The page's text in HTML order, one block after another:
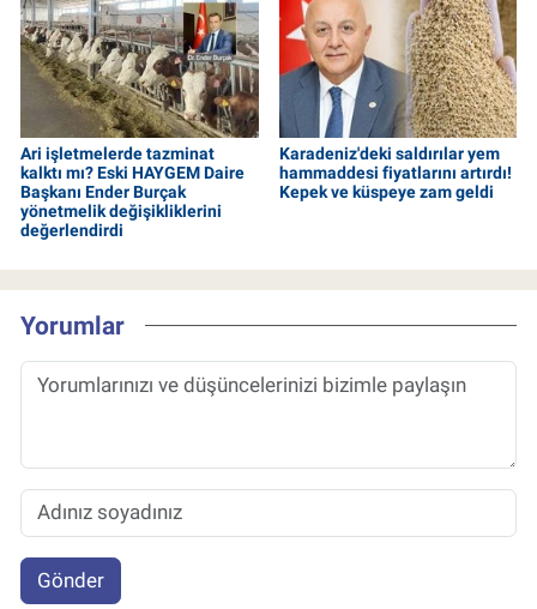
Ari işletmelerde tazminat
kalktı mı? Eski HAYGEM Daire
Başkanı Ender Burçak
yönetmelik değişikliklerini
değerlendirdi
Karadeniz'deki saldırılar yem
hammaddesi fiyatlarını artırdı!
Kepek ve küspeye zam geldi
Yorumlar
Gönder